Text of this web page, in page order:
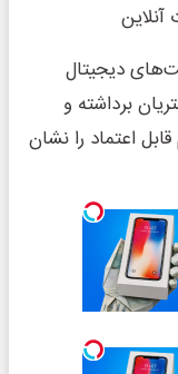
دیجیتال
برداشته و
اعتماد را نشان